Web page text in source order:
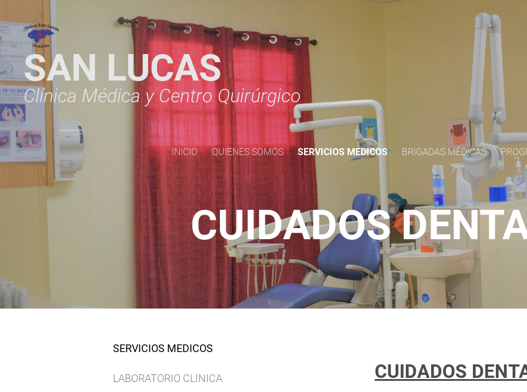
SAN LUCAS
Clínica Médica y Centro Quirúrgico
INICIO QUIENES SOMOS SERVICIOS MEDICOS BRIGADAS MÉDICAS
CUIDADOS
SERVICIOS MEDICOS
LABORATORIO CLINICA CUIDADOS